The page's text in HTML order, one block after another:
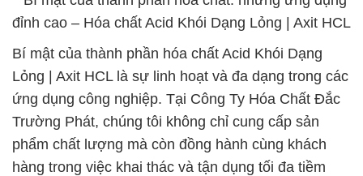
đỉnh cao – Hóa chất Acid Khói Dạng Lỏng | Axit HCL
Bí mật của thành phần hóa chất Acid Khói Dạng
Lỏng | Axit HCL là sự linh hoạt và đa dạng trong các
ứng dụng công nghiệp. Tại Công Ty Hóa Chất Đắc
Trường Phát, chúng tôi không chỉ cung cấp sản
phẩm chất lượng mà còn đồng hành cùng khách
hàng trong việc khai thác và tận dụng tối đa tiềm